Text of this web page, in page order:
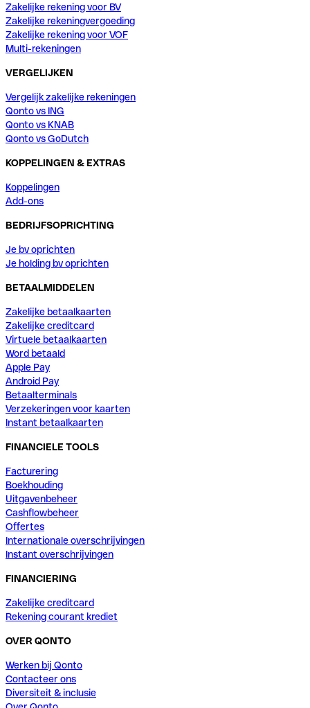
Zakelijke rekening voor BV
Zakelijke rekeningvergoeding
Zakelijke rekening voor VOF
Multi-rekeningen
VERGELIJKEN
Vergelijk zakelijke rekeningen
Qonto vs ING
Qonto vs KNAB
Qonto vs GoDutch
KOPPELINGEN & EXTRAS
Koppelingen
Add-ons
BEDRIJFSOPRICHTING
Je bv oprichten
Je holding bv oprichten
BETAALMIDDELEN
Zakelijke betaalkaarten
Zakelijke creditcard
Virtuele betaalkaarten
Word betaald
Apple Pay
Android Pay
Betaalterminals
Verzekeringen voor kaarten
Instant betaalkaarten
FINANCIELE TOOLS
Facturering
Boekhouding
Uitgavenbeheer
Cashflowbeheer
Offertes
Internationale overschrijvingen
Instant overschrijvingen
FINANCIERING
Zakelijke creditcard
Rekening courant krediet
OVER QONTO
Werken bij Qonto
Contacteer ons
Diversiteit & inclusie